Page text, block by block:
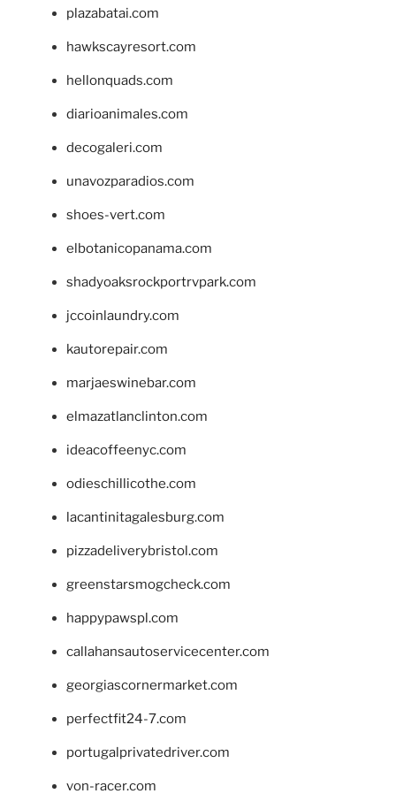
plazabatai.com
hawkscayresort.com
hellonquads.com
diarioanimales.com
decogaleri.com
unavozparadios.com
shoes-vert.com
elbotanicopanama.com
shadyoaksrockportrvpark.com
jccoinlaundry.com
kautorepair.com
marjaeswinebar.com
elmazatlanclinton.com
ideacoffeenyc.com
odieschillicothe.com
lacantinitagalesburg.com
pizzadeliverybristol.com
greenstarsmogcheck.com
happypawspl.com
callahansautoservicecenter.com
georgiascornermarket.com
perfectfit24-7.com
portugalprivatedriver.com
von-racer.com